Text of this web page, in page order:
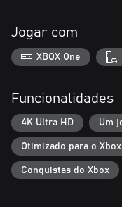
A Jubilee não está
e experimenta um jogo
disse que são eles que
Jogar com
XBOX One
Funcionalidades
4K Ultra HD Um
Otimizado para o
Conquistas do Xbox